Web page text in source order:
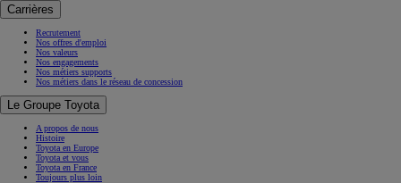
Carrières
Recrutement
Nos offres d'emploi
Nos valeurs
Nos engagements
Nos métiers supports
Nos métiers dans le réseau de concession
Le Groupe Toyota
A propos de nous
Histoire
Toyota en Europe
Toyota et vous
Toyota en France
Toujours plus loin